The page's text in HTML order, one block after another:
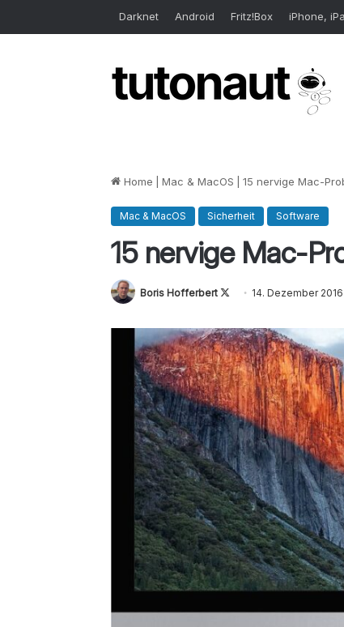
Darknet Android Fritz!Box iPhone,
Home Mac & MacOS 15 nervige Mac-
Mac & MacOS Sicherheit Software
15 nervige Mac-
Boris Hofferbert
Follow
X
14. Dezember 2016